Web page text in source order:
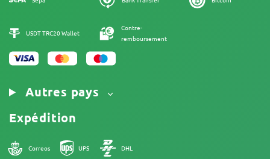
USDT TRC20 Wallet
Contre-
remboursement
Autres pays
Expédition
Correos UPS DHL